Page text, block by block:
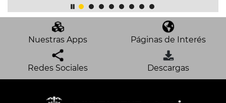
Nuestras Apps Páginas de Interés
Redes Sociales Descargas